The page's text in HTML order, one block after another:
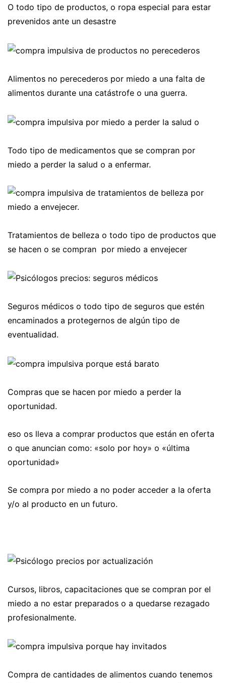
O todo tipo de productos, o ropa especial para estar
prevenidos ante un desastre
Alimentos no perecederos por miedo a una falta de
alimentos durante una catástrofe o una guerra.
Todo tipo de medicamentos que se compran por
miedo a perder la salud o a enfermar.
Tratamientos de belleza o todo tipo de productos que
se hacen o se compran por miedo a envejecer
Seguros médicos o todo tipo de seguros que estén
encaminados a protegernos de algún tipo de
eventualidad.
Compras que se hacen por miedo a perder la
oportunidad.
eso os lleva a comprar productos que están en oferta
o que anuncian como: «solo por hoy» o «última
oportunidad»
Se compra por miedo a no poder acceder a la oferta
y/o al producto en un futuro.
Cursos, libros, capacitaciones que se compran por el
miedo a no estar preparados o a quedarse rezagado
profesionalmente.
Compra de cantidades de alimentos cuando tenemos